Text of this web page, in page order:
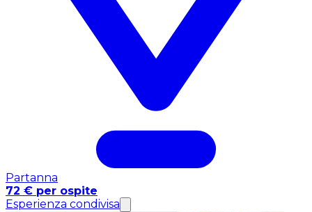
Partanna
72 € per ospite
Esperienza condivisa